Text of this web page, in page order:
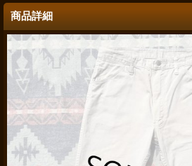
商品詳細